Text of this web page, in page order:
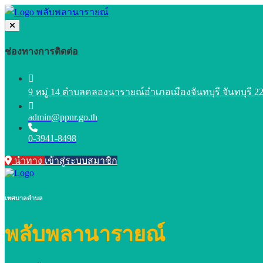
ช่องทางการติดต่อ
9 หมู่ 14 ตำบลคลองนารายณ์อำเภอเมืองจันทบุรี จันทบุรี
admin@ppnr.go.th
0-3941-8498
นำทาง เข้าสู่ระบบสมาชิก
เทศบาลตำบล
พลับพลานารายณ์